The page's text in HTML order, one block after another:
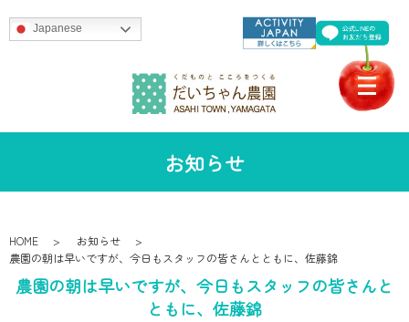
Japanese
お知らせ
HOME
お知らせ
農園の朝は早いですが、今日もスタッフの皆さんとともに、佐藤錦
農園の朝は早いですが、今日もスタッフの皆さんと
ともに、佐藤錦